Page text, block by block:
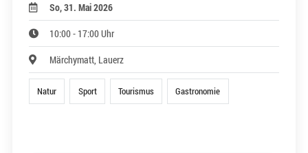
So, 31. Mai 2026
10:00 - 17:00 Uhr
Märchymatt, Lauerz
Natur Sport Tourismus Gastronomie